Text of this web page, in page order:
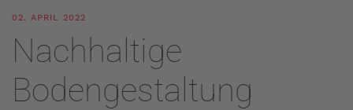
02. APRIL 2022
Nachhaltige
Bodengestaltung